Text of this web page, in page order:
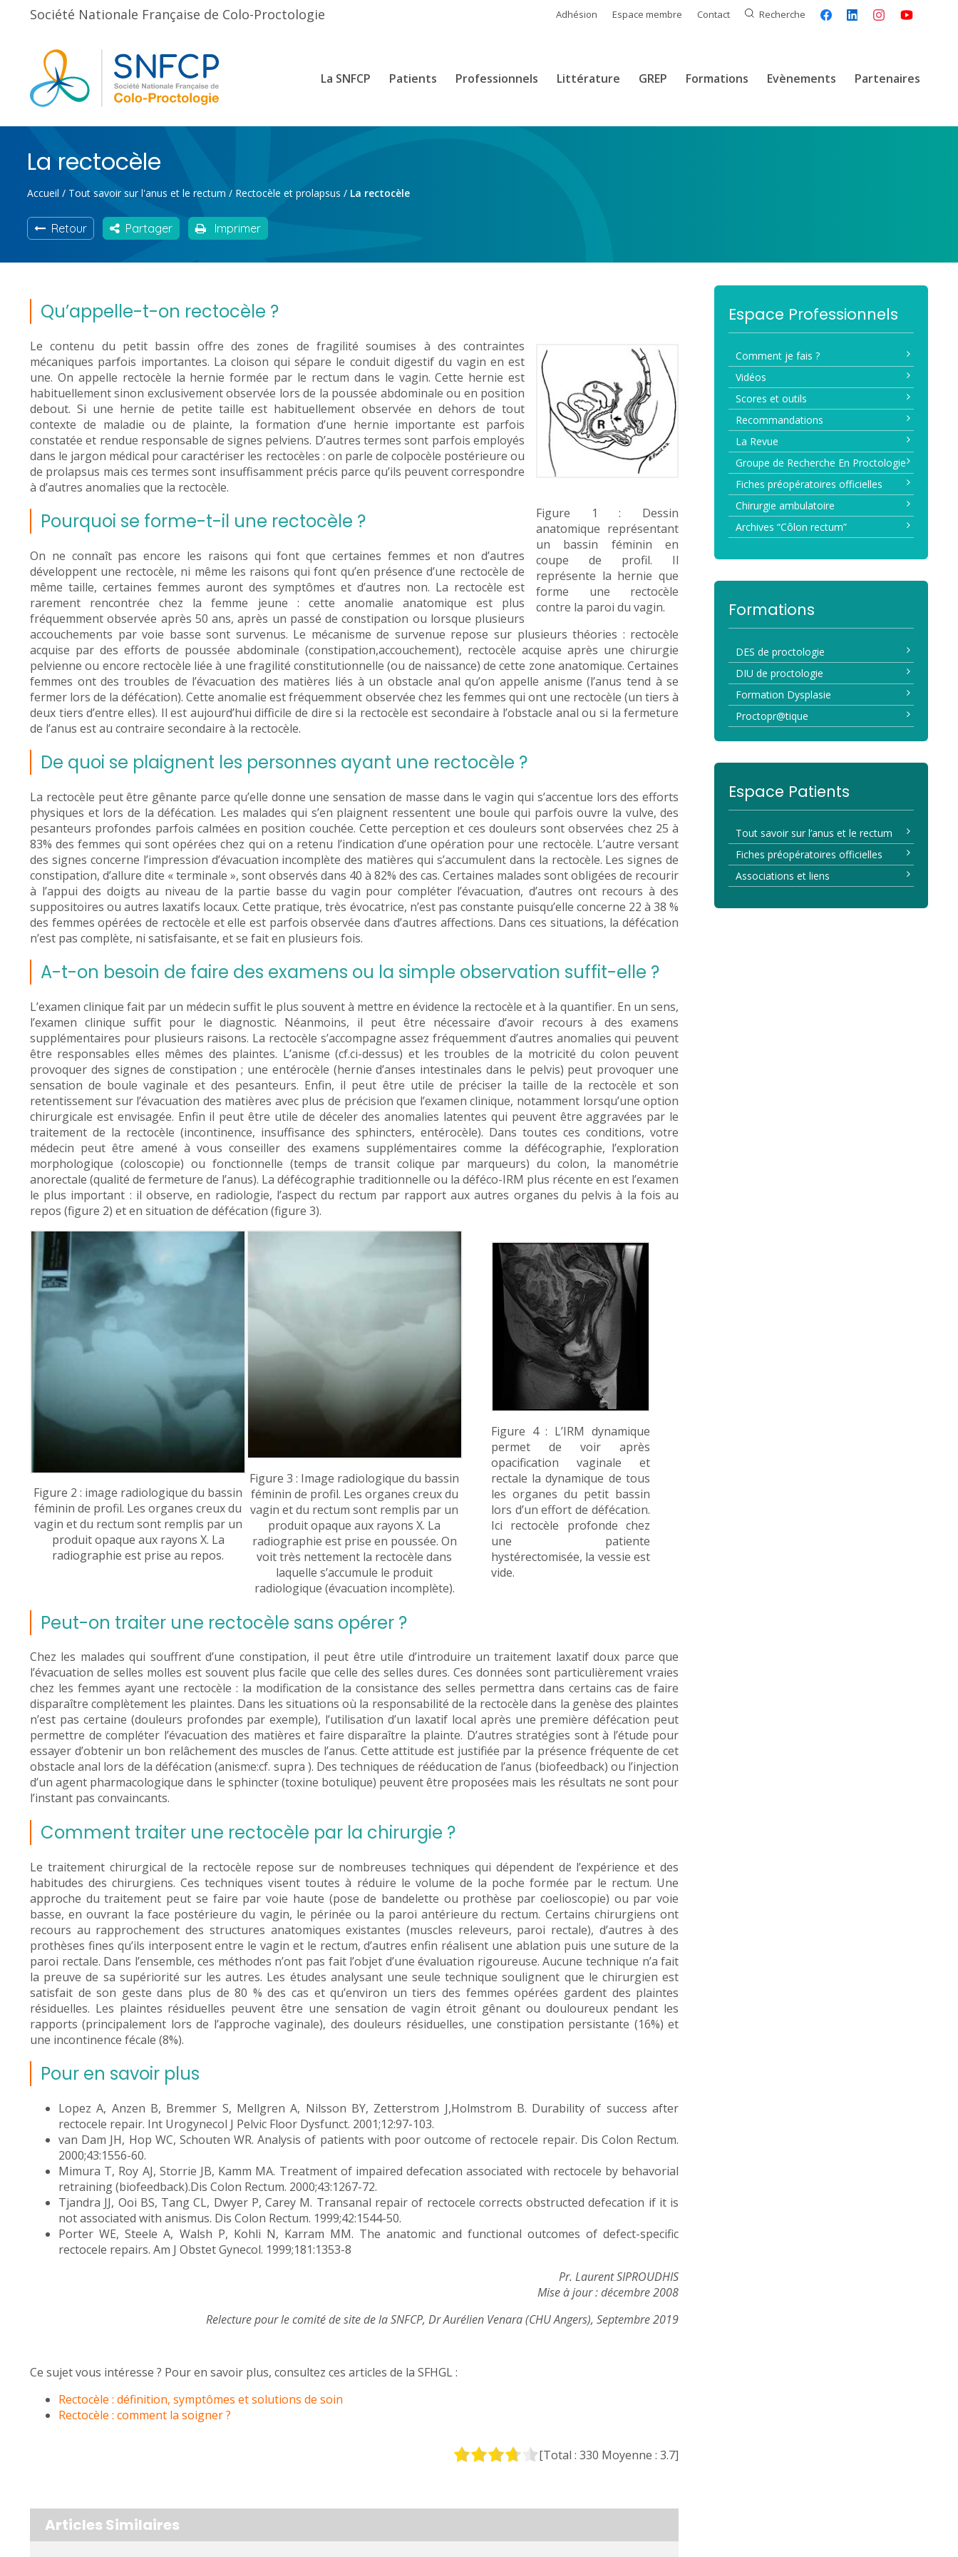
Société Nationale Française de Colo-Proctologie Adhésion Espace membre Contact Recherche
La SNFCP Patients Professionnels Littérature GREP Formations Evènements Partenaires
La rectocèle
Accueil / Tout savoir sur l'anus et le rectum / Rectocèle et prolapsus / La rectocèle
Retour Partager Imprimer
Qu’appelle-t-on rectocèle ?
Figure 1 : Dessin
anatomique représentant
un bassin féminin en
coupe de profil. Il
représente la hernie que
forme une rectocèle
contre la paroi du vagin.
Le contenu du petit bassin offre des zones de fragilité soumises à des contraintes
mécaniques parfois importantes. La cloison qui sépare le conduit digestif du vagin en est
une. On appelle rectocèle la hernie formée par le rectum dans le vagin. Cette hernie est
habituellement sinon exclusivement observée lors de la poussée abdominale ou en position
debout. Si une hernie de petite taille est habituellement observée en dehors de tout
contexte de maladie ou de plainte, la formation d’une hernie importante est parfois
constatée et rendue responsable de signes pelviens. D’autres termes sont parfois employés
dans le jargon médical pour caractériser les rectocèles : on parle de colpocèle postérieure ou
de prolapsus mais ces termes sont insuffisamment précis parce qu’ils peuvent correspondre
à d’autres anomalies que la rectocèle.
Pourquoi se forme-t-il une rectocèle ?
On ne connaît pas encore les raisons qui font que certaines femmes et non d’autres
développent une rectocèle, ni même les raisons qui font qu’en présence d’une rectocèle de
même taille, certaines femmes auront des symptômes et d’autres non. La rectocèle est
rarement rencontrée chez la femme jeune : cette anomalie anatomique est plus
fréquemment observée après 50 ans, après un passé de constipation ou lorsque plusieurs
accouchements par voie basse sont survenus. Le mécanisme de survenue repose sur plusieurs théories : rectocèle
acquise par des efforts de poussée abdominale (constipation,accouchement), rectocèle acquise après une chirurgie
pelvienne ou encore rectocèle liée à une fragilité constitutionnelle (ou de naissance) de cette zone anatomique. Certaines
femmes ont des troubles de l’évacuation des matières liés à un obstacle anal qu’on appelle anisme (l’anus tend à se
fermer lors de la défécation). Cette anomalie est fréquemment observée chez les femmes qui ont une rectocèle (un tiers à
deux tiers d’entre elles). Il est aujourd’hui difficile de dire si la rectocèle est secondaire à l’obstacle anal ou si la fermeture
de l’anus est au contraire secondaire à la rectocèle.
De quoi se plaignent les personnes ayant une rectocèle ?
La rectocèle peut être gênante parce qu’elle donne une sensation de masse dans le vagin qui s’accentue lors des efforts
physiques et lors de la défécation. Les malades qui s’en plaignent ressentent une boule qui parfois ouvre la vulve, des
pesanteurs profondes parfois calmées en position couchée. Cette perception et ces douleurs sont observées chez 25 à
83% des femmes qui sont opérées chez qui on a retenu l’indication d’une opération pour une rectocèle. L’autre versant
des signes concerne l’impression d’évacuation incomplète des matières qui s’accumulent dans la rectocèle. Les signes de
constipation, d’allure dite « terminale », sont observés dans 40 à 82% des cas. Certaines malades sont obligées de recourir
à l’appui des doigts au niveau de la partie basse du vagin pour compléter l’évacuation, d’autres ont recours à des
suppositoires ou autres laxatifs locaux. Cette pratique, très évocatrice, n’est pas constante puisqu’elle concerne 22 à 38 %
des femmes opérées de rectocèle et elle est parfois observée dans d’autres affections. Dans ces situations, la défécation
n’est pas complète, ni satisfaisante, et se fait en plusieurs fois.
A-t-on besoin de faire des examens ou la simple observation suffit-elle ?
L’examen clinique fait par un médecin suffit le plus souvent à mettre en évidence la rectocèle et à la quantifier. En un sens,
l’examen clinique suffit pour le diagnostic. Néanmoins, il peut être nécessaire d’avoir recours à des examens
supplémentaires pour plusieurs raisons. La rectocèle s’accompagne assez fréquemment d’autres anomalies qui peuvent
être responsables elles mêmes des plaintes. L’anisme (cf.ci-dessus) et les troubles de la motricité du colon peuvent
provoquer des signes de constipation ; une entérocèle (hernie d’anses intestinales dans le pelvis) peut provoquer une
sensation de boule vaginale et des pesanteurs. Enfin, il peut être utile de préciser la taille de la rectocèle et son
retentissement sur l’évacuation des matières avec plus de précision que l’examen clinique, notamment lorsqu’une option
chirurgicale est envisagée. Enfin il peut être utile de déceler des anomalies latentes qui peuvent être aggravées par le
traitement de la rectocèle (incontinence, insuffisance des sphincters, entérocèle). Dans toutes ces conditions, votre
médecin peut être amené à vous conseiller des examens supplémentaires comme la défécographie, l’exploration
morphologique (coloscopie) ou fonctionnelle (temps de transit colique par marqueurs) du colon, la manométrie
anorectale (qualité de fermeture de l’anus). La défécographie traditionnelle ou la déféco-IRM plus récente en est l’examen
le plus important : il observe, en radiologie, l’aspect du rectum par rapport aux autres organes du pelvis à la fois au
repos (figure 2) et en situation de défécation (figure 3).
Figure 2 : image radiologique du bassin
féminin de profil. Les organes creux du
vagin et du rectum sont remplis par un
produit opaque aux rayons X. La
radiographie est prise au repos.
Figure 3 : Image radiologique du bassin
féminin de profil. Les organes creux du
vagin et du rectum sont remplis par un
produit opaque aux rayons X. La
radiographie est prise en poussée. On
voit très nettement la rectocèle dans
laquelle s’accumule le produit
radiologique (évacuation incomplète).
Figure 4 : L’IRM dynamique
permet de voir après
opacification vaginale et
rectale la dynamique de tous
les organes du petit bassin
lors d’un effort de défécation.
Ici rectocèle profonde chez
une patiente
hystérectomisée, la vessie est
vide.
Peut-on traiter une rectocèle sans opérer ?
Chez les malades qui souffrent d’une constipation, il peut être utile d’introduire un traitement laxatif doux parce que
l’évacuation de selles molles est souvent plus facile que celle des selles dures. Ces données sont particulièrement vraies
chez les femmes ayant une rectocèle : la modification de la consistance des selles permettra dans certains cas de faire
disparaître complètement les plaintes. Dans les situations où la responsabilité de la rectocèle dans la genèse des plaintes
n’est pas certaine (douleurs profondes par exemple), l’utilisation d’un laxatif local après une première défécation peut
permettre de compléter l’évacuation des matières et faire disparaître la plainte. D’autres stratégies sont à l’étude pour
essayer d’obtenir un bon relâchement des muscles de l’anus. Cette attitude est justifiée par la présence fréquente de cet
obstacle anal lors de la défécation (anisme:cf. supra ). Des techniques de rééducation de l’anus (biofeedback) ou l’injection
d’un agent pharmacologique dans le sphincter (toxine botulique) peuvent être proposées mais les résultats ne sont pour
l’instant pas convaincants.
Comment traiter une rectocèle par la chirurgie ?
Le traitement chirurgical de la rectocèle repose sur de nombreuses techniques qui dépendent de l’expérience et des
habitudes des chirurgiens. Ces techniques visent toutes à réduire le volume de la poche formée par le rectum. Une
approche du traitement peut se faire par voie haute (pose de bandelette ou prothèse par coelioscopie) ou par voie
basse, en ouvrant la face postérieure du vagin, le périnée ou la paroi antérieure du rectum. Certains chirurgiens ont
recours au rapprochement des structures anatomiques existantes (muscles releveurs, paroi rectale), d’autres à des
prothèses fines qu’ils interposent entre le vagin et le rectum, d’autres enfin réalisent une ablation puis une suture de la
paroi rectale. Dans l’ensemble, ces méthodes n’ont pas fait l’objet d’une évaluation rigoureuse. Aucune technique n’a fait
la preuve de sa supériorité sur les autres. Les études analysant une seule technique soulignent que le chirurgien est
satisfait de son geste dans plus de 80 % des cas et qu’environ un tiers des femmes opérées gardent des plaintes
résiduelles. Les plaintes résiduelles peuvent être une sensation de vagin étroit gênant ou douloureux pendant les
rapports (principalement lors de l’approche vaginale), des douleurs résiduelles, une constipation persistante (16%) et
une incontinence fécale (8%).
Pour en savoir plus
Lopez A, Anzen B, Bremmer S, Mellgren A, Nilsson BY, Zetterstrom J,Holmstrom B. Durability of success after
rectocele repair. Int Urogynecol J Pelvic Floor Dysfunct. 2001;12:97-103.
van Dam JH, Hop WC, Schouten WR. Analysis of patients with poor outcome of rectocele repair. Dis Colon Rectum.
2000;43:1556-60.
Mimura T, Roy AJ, Storrie JB, Kamm MA. Treatment of impaired defecation associated with rectocele by behavorial
retraining (biofeedback).Dis Colon Rectum. 2000;43:1267-72.
Tjandra JJ, Ooi BS, Tang CL, Dwyer P, Carey M. Transanal repair of rectocele corrects obstructed defecation if it is
not associated with anismus. Dis Colon Rectum. 1999;42:1544-50.
Porter WE, Steele A, Walsh P, Kohli N, Karram MM. The anatomic and functional outcomes of defect-specific
rectocele repairs. Am J Obstet Gynecol. 1999;181:1353-8
Pr. Laurent SIPROUDHIS
Mise à jour : décembre 2008
Relecture pour le comité de site de la SNFCP, Dr Aurélien Venara (CHU Angers), Septembre 2019
Ce sujet vous intéresse ? Pour en savoir plus, consultez ces articles de la SFHGL :
Rectocèle : définition, symptômes et solutions de soin
Rectocèle : comment la soigner ?
[Total :330 Moyenne :3.7]
Articles Similaires
Espace Professionnels
Comment je fais ?
Vidéos
Scores et outils
Recommandations
La Revue
Groupe de Recherche En Proctologie
Fiches préopératoires officielles
Chirurgie ambulatoire
Archives “Côlon rectum”
Formations
DES de proctologie
DIU de proctologie
Formation Dysplasie
Proctopr@tique
Espace Patients
Tout savoir sur l’anus et le rectum
Fiches préopératoires officielles
Associations et liens